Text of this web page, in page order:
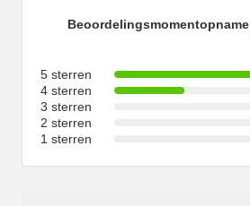
Beoordelingsmomentopname
5 sterren
4 sterren
3 sterren
2 sterren
1 sterren